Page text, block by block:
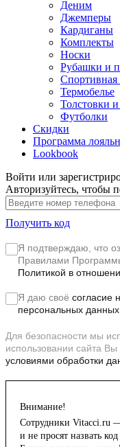
Деним
Джемперы
Кардиганы
Комплекты
Носки
Рубашки и
Спортивная
Термобелье
Толстовки и
Футболки
Скидки
Программа
Lookbook
Войти или
Авторизуйтесь, чтобы
Получить код
Я подтверждаю, что
Правилами
Политикой в
Я даю своё согласие
персональных
Для безопасности мы
использовании сайта
условиями обработки
Внимание!
Сотрудники Vitacci.ru
и не просят назвать